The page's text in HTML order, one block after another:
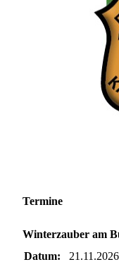
Termine
Winterzauber am
Datum:
21.11.2026